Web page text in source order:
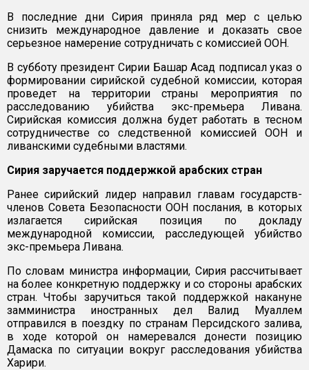
В последние дни Сирия приняла ряд мер с целью
снизить международное давление и доказать свое
серьезное намерение сотрудничать с комиссией ООН.
В субботу президент Сирии Башар Асад подписал указ о
формировании сирийской судебной комиссии, которая
проведет на территории страны мероприятия по
расследованию убийства экс-премьера Ливана.
Сирийская комиссия должна будет работать в тесном
сотрудничестве со следственной комиссией ООН и
ливанскими судебными властями.
Сирия заручается поддержкой арабских стран
Ранее сирийский лидер направил главам государств-
членов Совета Безопасности ООН послания, в которых
излагается сирийская позиция по докладу
международной комиссии, расследующей убийство
экс-премьера Ливана.
По словам министра информации, Сирия рассчитывает
на более конкретную поддержку и со стороны арабских
стран. Чтобы заручиться такой поддержкой накануне
замминистра иностранных дел Валид Муаллем
отправился в поездку по странам Персидского залива,
в ходе которой он намеревался донести позицию
Дамаска по ситуации вокруг расследования убийства
Харири.